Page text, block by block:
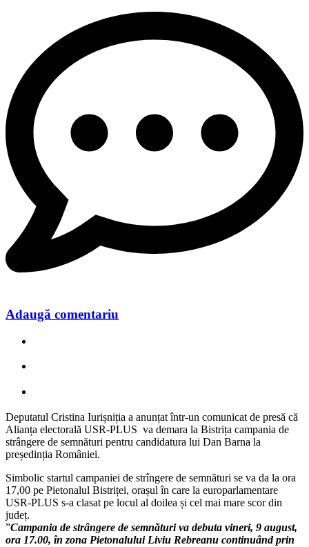
Adaugă comentariu
Deputatul Cristina Iurișniția a anunțat într-un comunicat de presă că
Alianța electorală USR-PLUS va demara la Bistrița campania de
strângere de semnături pentru candidatura lui Dan Barna la
președinția României.
Simbolic startul campaniei de strîngere de semnături se va da la ora
17,00 pe Pietonalul Bistriței, orașul în care la europarlamentare
USR-PLUS s-a clasat pe locul al doilea și cel mai mare scor din
județ.
”Campania de strângere de semnături va debuta vineri, 9 august,
ora 17.00, în zona Pietonalului Liviu Rebreanu continuând prin